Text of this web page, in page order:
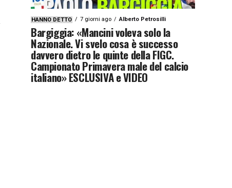
HANNO DETTO 7 giorni ago Alberto Petrosilli
Bargiggia: «Mancini voleva solo la
Nazionale. Vi svelo cosa è successo
davvero dietro le quinte della FIGC.
Campionato Primavera male del calcio
italiano» ESCLUSIVA e VIDEO